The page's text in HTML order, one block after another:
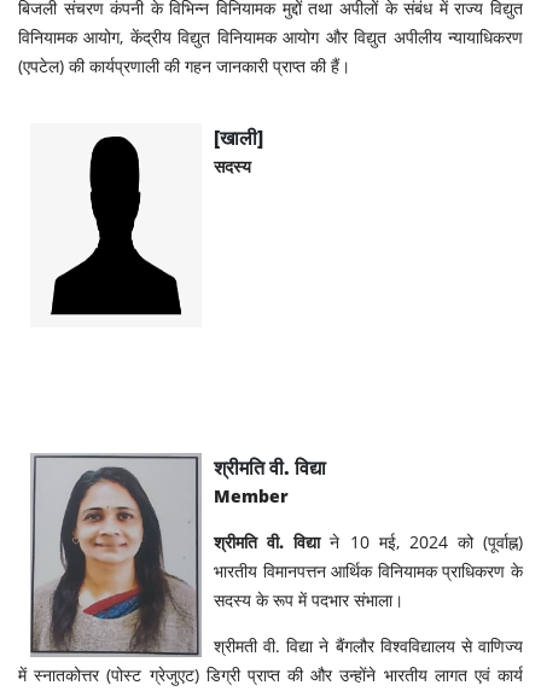
बिजली संचरण कंपनी के विभिन्न विनियामक मुद्दों तथा अपीलों के संबंध में राज्य विद्युत
विनियामक आयोग, केंद्रीय विद्युत विनियामक आयोग और विद्युत अपीलीय न्यायाधिकरण
(एपटेल) की कार्यप्रणाली की गहन जानकारी प्राप्त की हैं।
[खाली]
सदस्‍य
श्रीमति वी. विद्या
Member
श्रीमति वी. विद्याने 10 मई, 2024 को (पूर्वाह्न)
भारतीय विमानपत्तन आर्थिक विनियामक प्राधिकरण के
सदस्य के रूप में पदभार संभाला।
श्रीमती वी. विद्या ने बैंगलौर विश्वविद्यालय से वाणिज्य
में स्नातकोत्तर (पोस्ट ग्रेजुएट) डिग्री प्राप्त की और उन्होंने भारतीय लागत एवं कार्य